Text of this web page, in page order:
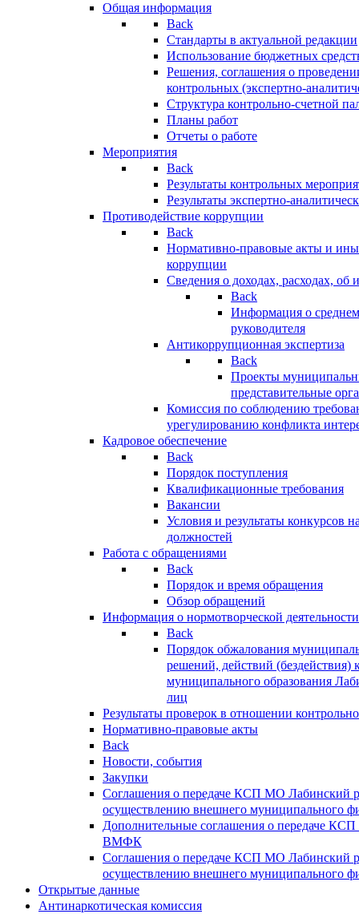
Общая информация
Back
Стандарты в актуальной редакции
Использование бюджетных
Решения, соглашения о
контрольных (экспертно-
Структура контрольно-счетной
Планы работ
Отчеты о работе
Мероприятия
Back
Результаты контрольных
Результаты экспертно-
Противодействие коррупции
Back
Нормативно-правовые акты и
коррупции
Сведения о доходах, расходах, об
Back
Информация о
руководителя
Антикоррупционная экспертиза
Back
Проекты
представительные
Комиссия по соблюдению
урегулированию конфликта
Кадровое обеспечение
Back
Порядок поступления
Квалификационные требования
Вакансии
Условия и результаты конкурсов
должностей
Работа с обращениями
Back
Порядок и время обращения
Обзор обращений
Информация о нормотворческой деятельности
Back
Порядок обжалования
решений, действий (бездействия)
муниципального образования
лиц
Результаты проверок в отношении
Нормативно-правовые акты
Back
Новости, события
Закупки
Соглашения о передаче КСП МО Лабинский
осуществлению внешнего муниципального
Дополнительные соглашения о передаче
ВМФК
Соглашения о передаче КСП МО Лабинский
осуществлению внешнего муниципального
Открытые данные
Антинаркотическая комиссия